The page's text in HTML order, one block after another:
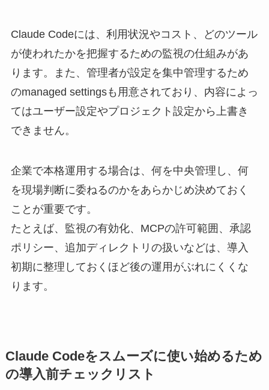
Claude Codeには、利用状況やコスト、どのツール
が使われたかを把握するための監視の仕組みがあ
ります。また、管理者が設定を集中管理するため
のmanaged settingsも用意されており、内容によっ
てはユーザー設定やプロジェクト設定から上書き
できません。
企業で本格運用する場合は、何を中央管理し、何
を現場判断に委ねるのかをあらかじめ決めておく
ことが重要です。
たとえば、監視の有効化、MCPの許可範囲、承認
ポリシー、追加ディレクトリの扱いなどは、導入
初期に整理しておくほど後の運用がぶれにくくな
ります。
Claude Codeをスムーズに使い始めるため
の導入前チェックリスト